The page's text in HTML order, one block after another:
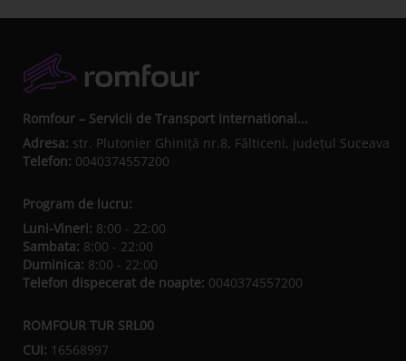
Romfour – Servicii de Transport International...
Adresa: str. Plutonier Ghiniţă nr.8, Fălticeni, judeţul Suceava
Telefon: 0040374557200
Program de lucru:
Luni-Vineri: 8:00 - 22:00
Sambata: 8:00 - 22:00
Duminica: 8:00 - 22:00
Telefon dispecerat de noapte: 0040374557200
ROMFOUR TUR SRL00
CUI: 16568997